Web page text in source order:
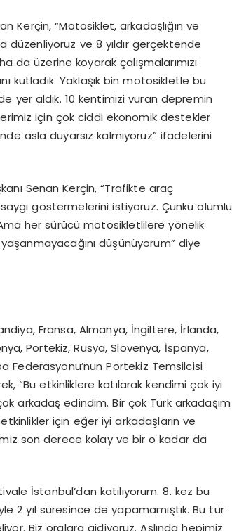
Kerçin, “Motosiklet, arkadaşlığın ve
düzenliyoruz ve 8 yıldır gerçektende
da üzerine koyarak çalışmalarımızı
kutladık. Yaklaşık bin motosikletle bu
yer aldık. 10 kentimizi vuran depremin
için çok ciddi ekonomik destekler
asla duyarsız kalmıyoruz” ifadelerini
Senan Kerçin, “Trafikte araç
göstermelerini istiyoruz. Çünkü ölümlü
her sürücü motosikletlilere yönelik
düşünüyorum” diye
Fransa, Almanya, İngiltere, İrlanda,
Portekiz, Rusya, Slovenya, İspanya,
Federasyonu’nun Portekiz Temsilcisi
“Bu etkinliklere katılarak kendimi çok iyi
arkadaş edindim. Bir çok Türk arkadaşım
için eğer iyi arkadaşların ve
son derece kolay ve bir o kadar da
İstanbul’dan katılıyorum. 8. kez bu
2 yıl süresince de yapamamıştık. Bu tür
Biz oralara gidiyoruz. Aslında hepimiz